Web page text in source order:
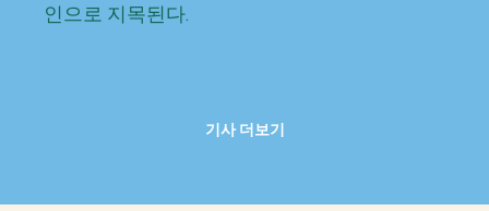
인으로 지목된다.
기사 더보기